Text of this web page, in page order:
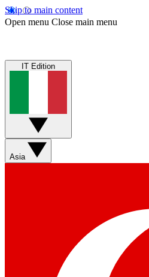
Skip to main content
Open menu Close main menu
IT Edition
Asia